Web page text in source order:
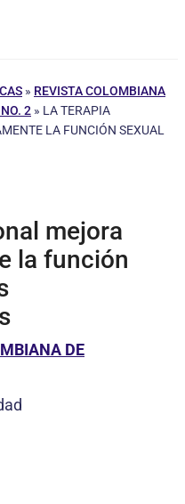
» REVISTA COLOMBIANA
2 » LA TERAPIA
LA FUNCIÓN SEXUAL
mejora
la función
DE